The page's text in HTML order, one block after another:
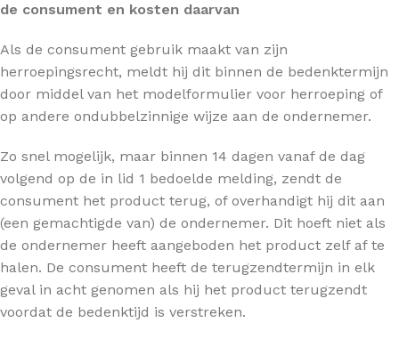
de consument en kosten daarvan
Als de consument gebruik maakt van zijn
herroepingsrecht, meldt hij dit binnen de bedenktermijn
door middel van het modelformulier voor herroeping of
op andere ondubbelzinnige wijze aan de ondernemer.
Zo snel mogelijk, maar binnen 14 dagen vanaf de dag
volgend op de in lid 1 bedoelde melding, zendt de
consument het product terug, of overhandigt hij dit aan
(een gemachtigde van) de ondernemer. Dit hoeft niet als
de ondernemer heeft aangeboden het product zelf af te
halen. De consument heeft de terugzendtermijn in elk
geval in acht genomen als hij het product terugzendt
voordat de bedenktijd is verstreken.